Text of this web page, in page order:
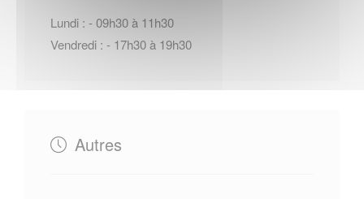
Lundi : - 09h30 à 11h30
Vendredi : - 17h30 à 19h30
Autres